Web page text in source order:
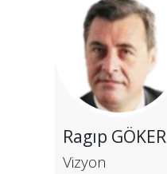
Ragıp GÖKER
Vizyon